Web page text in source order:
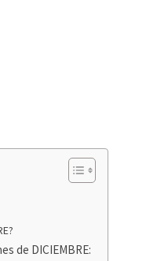
de DICIEMBRE: